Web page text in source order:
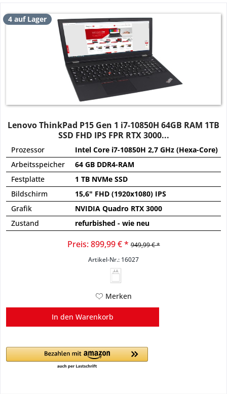
4 auf Lager
Lenovo ThinkPad P15 Gen 1 i7-10850H 64GB RAM 1TB
SSD FHD IPS FPR RTX 3000...
Prozessor
Intel Core i7-10850H 2,7 GHz (Hexa-Core)
Arbeitsspeicher
64 GB DDR4-RAM
Festplatte
1 TB NVMe SSD
Bildschirm
15,6" FHD (1920x1080) IPS
Grafik
NVIDIA Quadro RTX 3000
Zustand
refurbished - wie neu
Preis: 899,99 € * 949,99 € *
Artikel-Nr.: 16027
Merken
In den Warenkorb